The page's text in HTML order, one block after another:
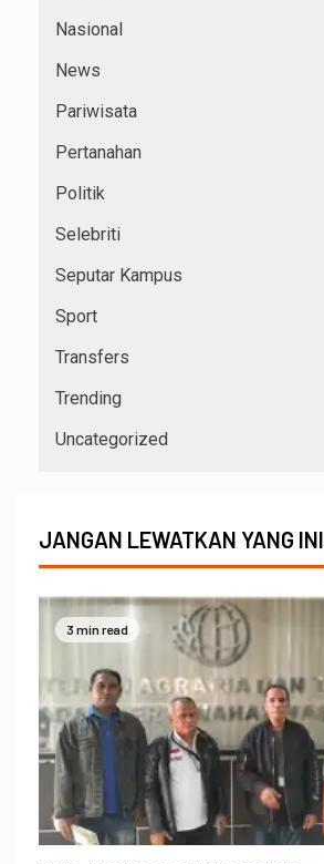
Nasional
News
Pariwisata
Pertanahan
Politik
Selebriti
Seputar Kampus
Sport
Transfers
Trending
Uncategorized
JANGAN LEWATKAN YANG INI
3 min read